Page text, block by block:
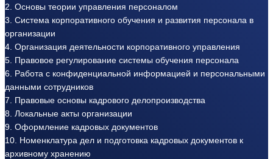
2. Основы теории управления персоналом
3. Система корпоративного обучения и развития персонала в
организации
4. Организация деятельности корпоративного управления
5. Правовое регулирование системы обучения персонала
6. Работа с конфиденциальной информацией и персональными
данными сотрудников
7. Правовые основы кадрового делопроизводства
8. Локальные акты организации
9. Оформление кадровых документов
10. Номенклатура дел и подготовка кадровых документов к
архивному хранению